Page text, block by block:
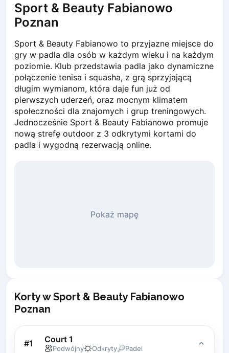
Kościerzyna
Krakow
Lodz
Lublin
Nowy Sącz
Olsztyn
Opole
Piaseczno
Pisz
Poznan
Pruszcz Gdański
Wroclaw
Wyszkow
Zielona Gora
Lisbon
Sport & Beauty Fabianowo
Poznan
Sport & Beauty Fabianowo to przyjazne miejsce do
gry w padla dla osób w każdym wieku i na każdym
poziomie. Klub przedstawia padla jako dynamiczne
połączenie tenisa i squasha, z grą sprzyjającą
długim wymianom, która daje fun już od
pierwszych uderzeń, oraz mocnym klimatem
społeczności dla znajomych i grup treningowych.
Jednocześnie Sport & Beauty Fabianowo promuje
nową strefę outdoor z 3 odkrytymi kortami do
padla i wygodną rezerwacją online.
Pokaż mapę
Korty w Sport & Beauty Fabianowo
Poznan
#1 Court 1
Podwójny Odkryty Padel